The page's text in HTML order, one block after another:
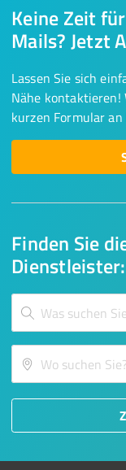
Finden Sie
Dienstleister:
Keine Zeit
Mails? Jetzt
Lassen Sie sich
Nähe
kurzen Formular